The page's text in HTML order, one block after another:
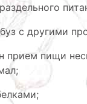
с другими
прием пищи